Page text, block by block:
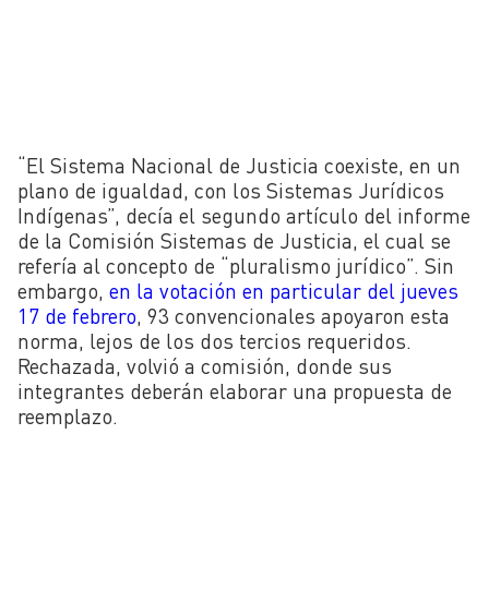
“El Sistema Nacional de Justicia coexiste, en un
plano de igualdad, con los Sistemas Jurídicos
Indígenas”, decía el segundo artículo del informe
de la Comisión Sistemas de Justicia, el cual se
refería al concepto de “pluralismo jurídico”. Sin
embargo, en la votación en particular del jueves
17 de febrero , 93 convencionales apoyaron esta
norma, lejos de los dos tercios requeridos.
Rechazada, volvió a comisión, donde sus
integrantes deberán elaborar una propuesta de
reemplazo.